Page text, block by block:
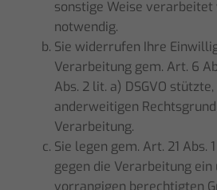
sonstige Weise
notwendig.
Sie widerrufen Ihre
Verarbeitung gem. Art. 6
Abs. 2 lit. a) DSGVO
anderweitigen
Verarbeitung.
Sie legen gem. Art. 21 Abs.
gegen die Verarbeitung ein
vorrangigen berechtigten